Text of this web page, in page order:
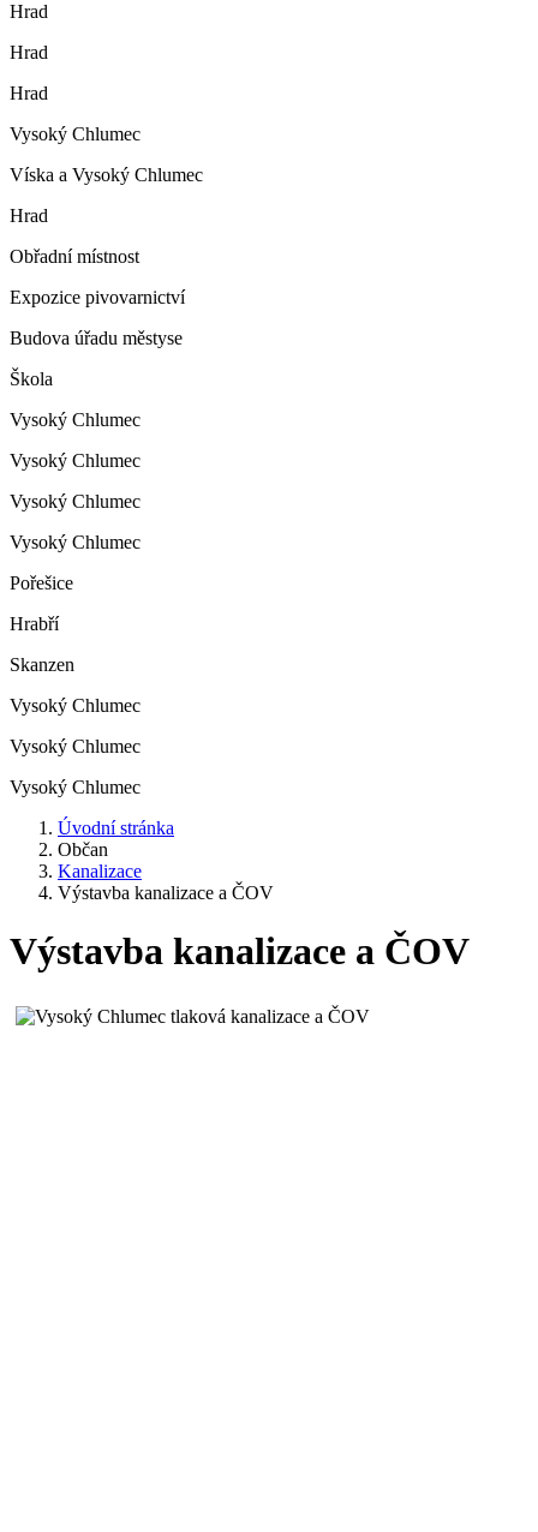
Hrad
Hrad
Hrad
Vysoký Chlumec
Víska a Vysoký Chlumec
Hrad
Obřadní místnost
Expozice pivovarnictví
Budova úřadu městyse
Škola
Vysoký Chlumec
Vysoký Chlumec
Vysoký Chlumec
Vysoký Chlumec
Pořešice
Hrabří
Skanzen
Vysoký Chlumec
Vysoký Chlumec
Vysoký Chlumec
Úvodní stránka
Občan
Kanalizace
Výstavba kanalizace a ČOV
Výstavba kanalizace a ČOV